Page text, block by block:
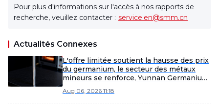
Pour plus d'informations sur l'accès à nos rapports de
recherche, veuillez contacter : service.en@smm.cn
Actualités Connexes
L'offre limitée soutient la hausse des prix
du germanium, le secteur des métaux
mineurs se renforce, Yunnan Germanium
gains [SMM Flash]
Aug 06, 2026 11:18